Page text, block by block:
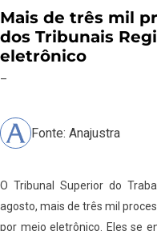
Mais de três mil
dos Tribunais
eletrônico
–
Fonte: Anajustra
O Tribunal Superior do
agosto, mais de três mil
por meio eletrônico. Eles se